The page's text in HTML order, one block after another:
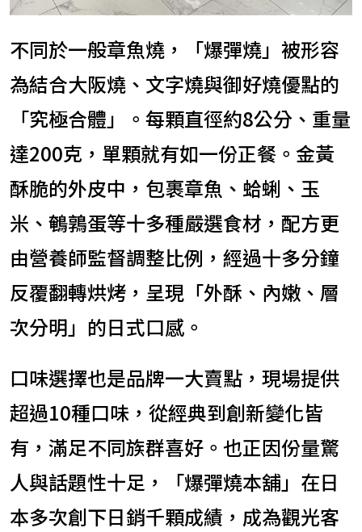
不同於一般章魚燒，「爆彈燒」被形容
為結合大阪燒、文字燒與御好燒優點的
「究極合體」。每顆直徑約8公分、重量
達200克，單顆就有如一份正餐。金黃
酥脆的外皮中，包裹章魚、蛤蜊、玉
米、鵪鶉蛋等十多種嚴選食材，配方更
由營養師監督調整比例，經過十多分鐘
反覆翻轉烘烤，呈現「外酥、內嫩、層
次分明」的日式口感。
口味選擇也是品牌一大賣點，現場提供
超過10種口味，從經典到創新變化皆
有，滿足不同族群喜好。也正因份量驚
人與話題性十足，「爆彈燒本舖」在日
本多次創下日銷千顆成績，成為觀光客